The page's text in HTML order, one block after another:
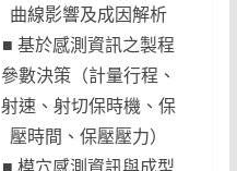
曲線影響及成因解析
■ 基於感測資訊之製程
參數決策（計量行程、
射速、射切保時機、保
壓時間、保壓壓力）